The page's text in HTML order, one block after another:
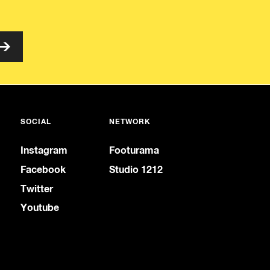
SOCIAL
Instagram
Facebook
Twitter
Youtube
NETWORK
Footurama
Studio 1212